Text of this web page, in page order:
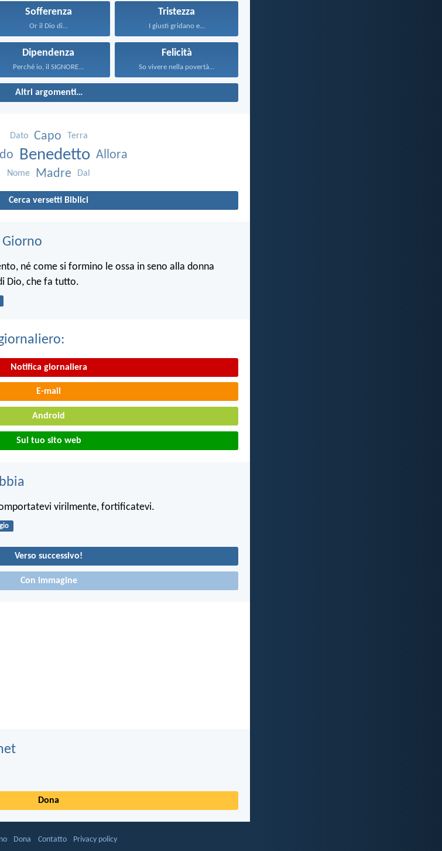
Sofferenza
Or il Dio di...
Tristezza
I giusti gridano e...
Dipendenza
Perché io, il SIGNORE...
Felicità
So vivere nella povertà...
Altri argomenti…
Dato Capo Terra
Benedetto Allora
Nome Madre Dal
Cerca versetti Biblici
né come si formino le ossa in seno alla donna
Dio, che fa tutto.
Notifica giornaliera
E-mail
Android
Sul tuo sito web
virilmente, fortificatevi.
Verso successivo!
Con immagine
Dona
Dona Contatto Privacy policy